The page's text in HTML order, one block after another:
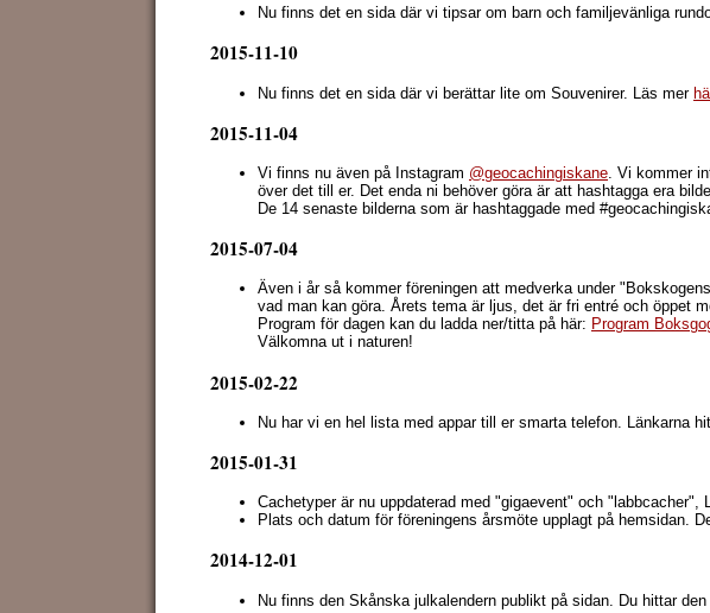
Nu finns det en sida där vi tipsar om barn och familjevänliga
2015-11-10
Nu finns det en sida där vi berättar lite om Souvenirer. Läs mer
2015-11-04
Vi finns nu även på Instagram @geocachingiskane. Vi kommer
över det till er. Det enda ni behöver göra är att hashtagga era
De 14 senaste bilderna som är hashtaggade med
2015-07-04
Även i år så kommer föreningen att medverka under
vad man kan göra. Årets tema är ljus, det är fri entré och öppet
Program för dagen kan du ladda ner/titta på här: Program
Välkomna ut i naturen!
2015-02-22
Nu har vi en hel lista med appar till er smarta telefon. Länkarna
2015-01-31
Cachetyper är nu uppdaterad med "gigaevent" och "labbcacher",
Plats och datum för föreningens årsmöte upplagt på hemsidan.
2014-12-01
Nu finns den Skånska julkalendern publikt på sidan. Du hittar den